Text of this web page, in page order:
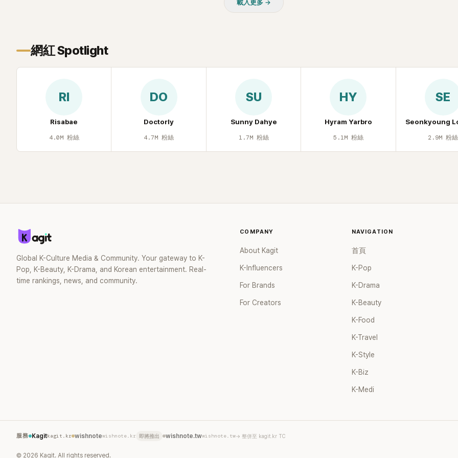
遭部分網友質疑，就連美國當地媒體也毫
載入更多 →
網紅 Spotlight
RI
Risabae
4.0M 粉絲
DO
Doctorly
4.7M 粉絲
SU
Sunny Dahye
1.7M 粉絲
HY
Hyram Yarbro
5.1M 粉絲
SE
Seonkyoung
2.9M 粉絲
Global K-Culture Media & Community. Your gateway to K-
Pop, K-Beauty, K-Drama, and Korean entertainment. Real-
time rankings, news, and community.
COMPANY
About Kagit
K-Influencers
For Brands
For Creators
NAVIGATION
首頁
K-Pop
K-Drama
K-Beauty
K-Food
K-Travel
K-Style
K-Biz
K-Medi
服務 Kagitkagit.kr wishnotewishnote.kr 即將推出 wishnote.twwishnote.tw→ 整併至 kagit.kr TC
© 2026 Kagit. All rights reserved.